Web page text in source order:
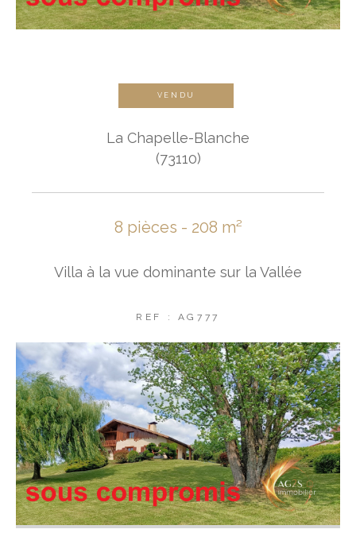
VENDU
La Chapelle-Blanche
(73110)
8 pièces - 208 m²
Villa à la vue dominante sur la Vallée
REF : AG777